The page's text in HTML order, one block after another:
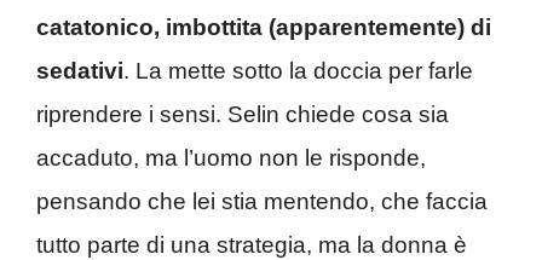
catatonico, imbottita (apparentemente) di
sedativi. La mette sotto la doccia per farle
riprendere i sensi. Selin chiede cosa sia
accaduto, ma l’uomo non le risponde,
pensando che lei stia mentendo, che faccia
tutto parte di una strategia, ma la donna è